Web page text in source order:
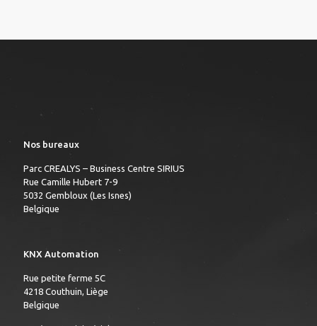
Nos bureaux
Parc CREALYS – Business Centre SIRIUS
Rue Camille Hubert 7-9
5032 Gembloux (Les Isnes)
Belgique
KNX Automation
Rue petite ferme 5C
4218 Couthuin, Liège
Belgique